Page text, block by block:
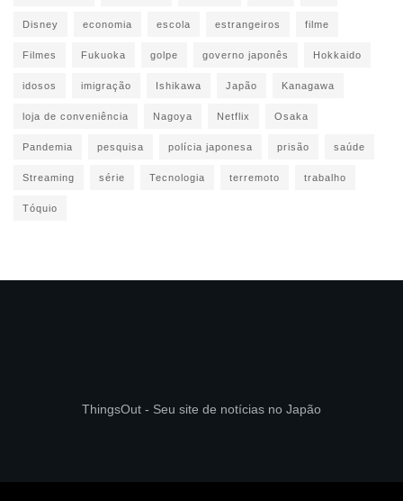
Disney economia escola estrangeiros filme
Filmes Fukuoka golpe governo japonês Hokkaido
idosos imigração Ishikawa Japão Kanagawa
loja de conveniência Nagoya Netflix Osaka
Pandemia pesquisa polícia japonesa prisão saúde
Streaming série Tecnologia terremoto trabalho
Tóquio
ThingsOut - Seu site de notícias no Japão